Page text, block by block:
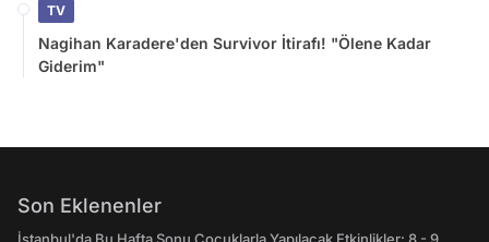
TV
Nagihan Karadere'den Survivor İtirafı! "Ölene Kadar
Giderim"
Son Eklenenler